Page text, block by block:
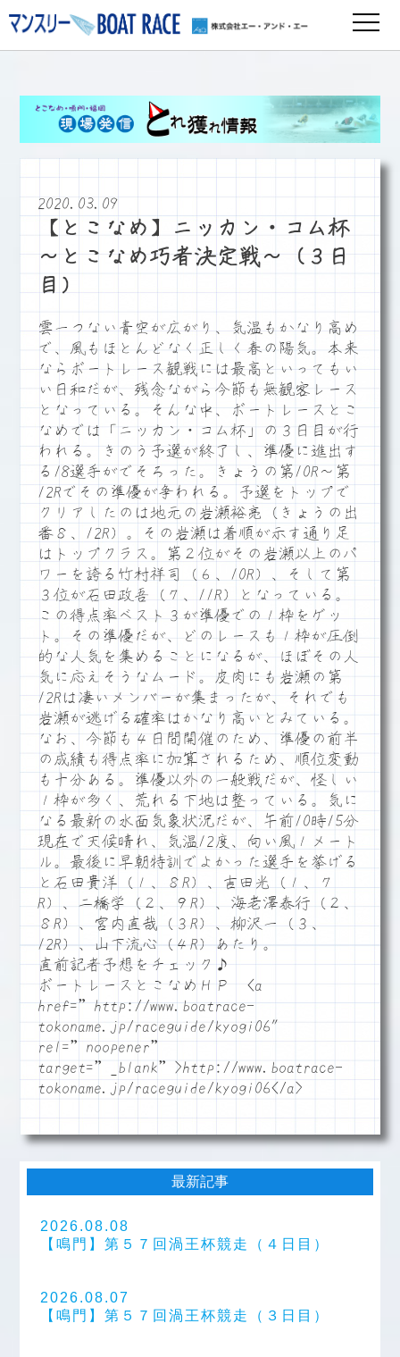
2020.03.09
【とこなめ】ニッカン・コム杯
～とこなめ巧者決定戦～（３日
目）
雲一つない青空が広がり、気温もかなり高め
で、風もほとんどなく正しく春の陽気。本来
ならボートレース観戦には最高といってもい
い日和だが、残念ながら今節も無観客レース
となっている。そんな中、ボートレースとこ
なめでは「ニッカン・コム杯」の３日目が行
われる。きのう予選が終了し、準優に進出す
る18選手がでそろった。きょうの第10R～第
12Rでその準優が争われる。予選をトップで
クリアしたのは地元の岩瀬裕亮（きょうの出
番８、12R）。その岩瀬は着順が示す通り足
はトップクラス。第２位がその岩瀬以上のパ
ワーを誇る竹村祥司（６、10R）、そして第
３位が石田政吾（７、11R）となっている。
この得点率ベスト３が準優での１枠をゲッ
ト。その準優だが、どのレースも１枠が圧倒
的な人気を集めることになるが、ほぼその人
気に応えそうなムード。皮肉にも岩瀬の第
12Rは凄いメンバーが集まったが、それでも
岩瀬が逃げる確率はかなり高いとみている。
なお、今節も４日間開催のため、準優の前半
の成績も得点率に加算されるため、順位変動
も十分ある。準優以外の一般戦だが、怪しい
１枠が多く、荒れる下地は整っている。気に
なる最新の水面気象状況だが、午前10時15分
現在で天候晴れ、気温12度、向い風１メート
ル。最後に早朝特訓でよかった選手を挙げる
と石田貴洋（１、８R）、吉田光（１、７
R）、二橋学（２、９R）、海老澤泰行（２、
８R）、宮内直哉（３R）、柳沢一（３、
12R）、山下流心（４R）あたり。
直前記者予想をチェック♪
ボートレースとこなめＨＰ <a
href=”http://www.boatrace-
tokoname.jp/raceguide/kyogi06″
rel=”noopener”
target=”_blank”>http://www.boatrace-
tokoname.jp/raceguide/kyogi06</a>
最新記事
2026.08.08
【鳴門】第５７回渦王杯競走（４日目）
2026.08.07
【鳴門】第５７回渦王杯競走（３日目）